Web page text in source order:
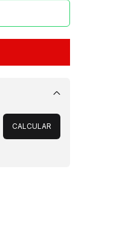
Alterar CEP
CALCULAR